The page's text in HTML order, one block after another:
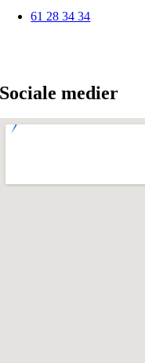
61 28 34 34
Sociale medier